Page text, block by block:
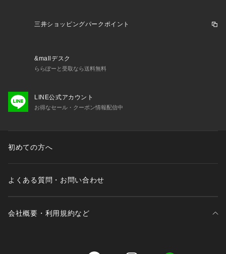
庫状況の確認が可能です。
お買い物リストの管理に是非ご利用下さい。
三井ショッピングパークポイント
&mallデスク
ららぽーと受取なら送料無料
LINE公式アカウント
お得なセール・クーポン情報配信中
初めての方へ
よくある質問・お問い合わせ
会社概要・利用規約など